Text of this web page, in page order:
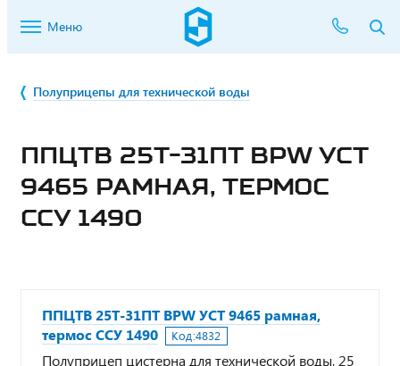
Меню
Полуприцепы для технической воды
ППЦТВ 25Т-31ПТ BPW УСТ
9465 РАМНАЯ, ТЕРМОС
ССУ 1490
ППЦТВ 25Т-31ПТ BPW УСТ 9465 рамная,
термос ССУ 1490
Код:4832
Полуприцеп цистерна для технической воды, 25